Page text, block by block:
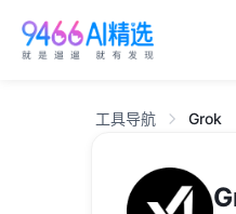
工具导航 Grok